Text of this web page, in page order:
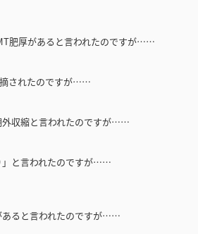
肥厚があると言われたのですが……
されたのですが……
収縮と言われたのですが……
と言われたのですが……
ると言われたのですが……